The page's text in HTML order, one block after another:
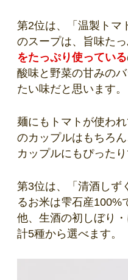
第2位は、「温製トマ
のスープは、旨味た
をたっぷり使っている
酸味と野菜の甘みの
たい味だと思います。
麺にもトマトが使わ
のカップルはもちろ
カップルにもぴったり
第3位は、「清酒しず
るお米は雫石産100%
他、生酒の初しぼり
計5種から選べます。